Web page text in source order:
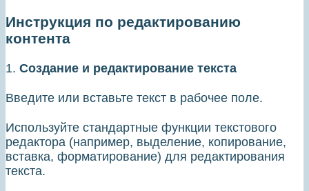
Инструкция по редактированию
контента
1. Создание и редактирование текста
Введите или вставьте текст в рабочее поле.
Используйте стандартные функции текстового
редактора (например, выделение, копирование,
вставка, форматирование) для редактирования
текста.